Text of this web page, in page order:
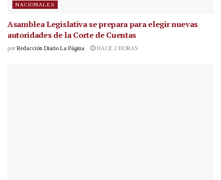
NACIONALES
Asamblea Legislativa se prepara para elegir nuevas
autoridades de la Corte de Cuentas
por Redacción Diario La Página HACE 2 HORAS